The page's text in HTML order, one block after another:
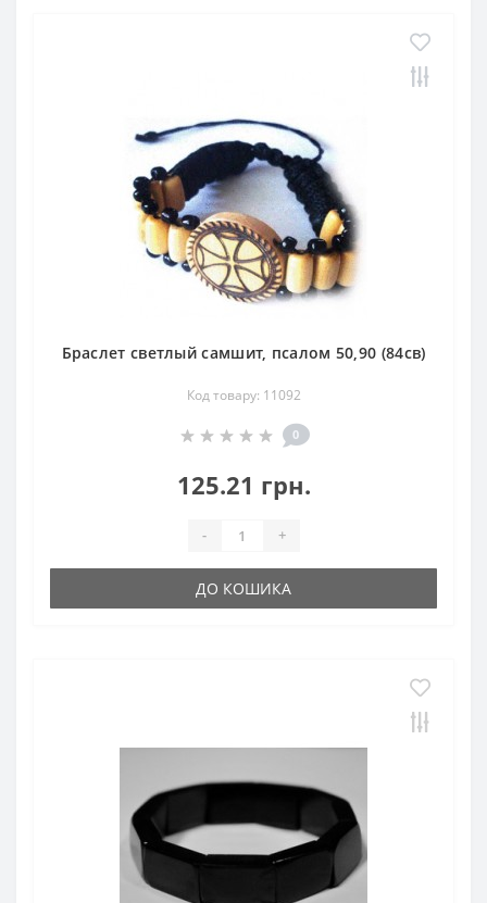
Браслет светлый самшит, псалом 50,90 (84св)
Код товару: 11092
0
125.21 грн.
- +
ДО КОШИКА